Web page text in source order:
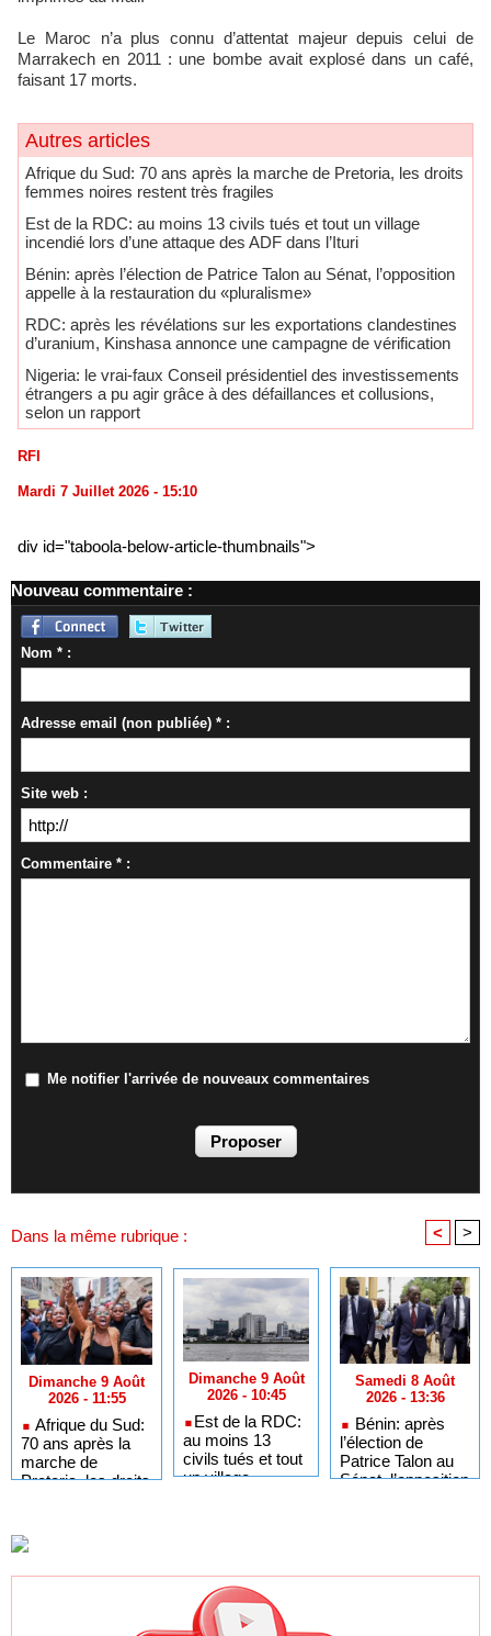
Le Maroc n’a plus connu d’attentat majeur depuis celui de
Marrakech en 2011 : une bombe avait explosé dans un café,
faisant 17 morts.
Autres articles
Afrique du Sud: 70 ans après la marche de Pretoria, les droits
femmes noires restent très fragiles
​Est de la RDC: au moins 13 civils tués et tout un village
incendié lors d’une attaque des ADF dans l’Ituri
Bénin: après l’élection de Patrice Talon au Sénat, l’opposition
appelle à la restauration du «pluralisme»
RDC: après les révélations sur les exportations clandestines
d’uranium, Kinshasa annonce une campagne de vérification
Nigeria: le vrai-faux Conseil présidentiel des investissements
étrangers a pu agir grâce à des défaillances et collusions,
selon un rapport
RFI
Mardi 7 Juillet 2026 - 15:10
div id="taboola-below-article-thumbnails">
Nouveau commentaire :
Nom * :
Adresse email (non publiée) * :
Site web :
Commentaire * :
Me notifier l'arrivée de nouveaux commentaires
Dans la même rubrique : < >
Dimanche 9 Août
2026 - 11:55
Afrique du Sud:
70 ans après la
marche de
Pretoria, les droits
fragiles
Dimanche 9 Août
2026 - 10:45
​Est de la RDC:
au moins 13
civils tués et tout
un village
Samedi 8 Août
2026 - 13:36
Bénin: après
l’élection de
Patrice Talon au
Sénat, l’opposition